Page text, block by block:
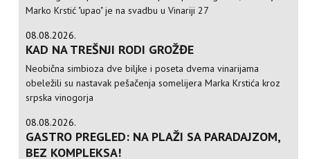
Marko Krstić "upao" je na svadbu u Vinariji 27
08.08.2026.
KAD NA TREŠNJI RODI GROŽĐE
Neobična simbioza dve biljke i poseta dvema vinarijama
obeležili su nastavak pešačenja somelijera Marka Krstića kroz
srpska vinogorja
08.08.2026.
GASTRO PREGLED: NA PLAŽI SA PARADAJZOM,
BEZ KOMPLEKSA!